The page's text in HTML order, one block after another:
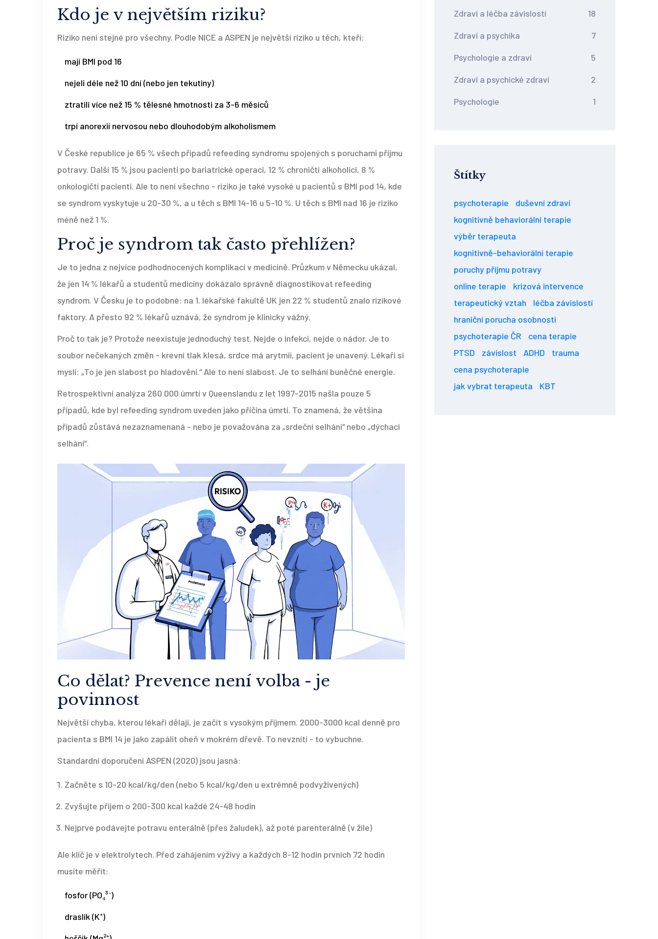
Kdo je v největším riziku?
Riziko není stejné pro všechny. Podle NICE a ASPEN je největší riziko u těch, kteří:
mají BMI pod 16
nejeli déle než 10 dní (nebo jen tekutiny)
ztratili více než 15 % tělesné hmotnosti za 3-6 měsíců
trpí anorexií nervosou nebo dlouhodobým alkoholismem
V České republice je 65 % všech případů refeeding syndromu spojených s poruchami příjmu
potravy. Další 15 % jsou pacienti po bariatrické operaci, 12 % chroničtí alkoholici, 8 %
onkologičtí pacienti. Ale to není všechno - riziko je také vysoké u pacientů s BMI pod 14, kde
se syndrom vyskytuje u 20-30 %, a u těch s BMI 14-16 u 5-10 %. U těch s BMI nad 16 je riziko
méně než 1 %.
Proč je syndrom tak často přehlížen?
Je to jedna z nejvíce podhodnocených komplikací v medicíně. Průzkum v Německu ukázal,
že jen 14 % lékařů a studentů medicíny dokázalo správně diagnostikovat refeeding
syndrom. V Česku je to podobné: na 1. lékařské fakultě UK jen 22 % studentů znalo rizikové
faktory. A přesto 92 % lékařů uznává, že syndrom je klinicky vážný.
Proč to tak je? Protože neexistuje jednoduchý test. Nejde o infekci, nejde o nádor. Je to
soubor nečekaných změn - krevní tlak klesá, srdce má arytmii, pacient je unavený. Lékaři si
myslí: „To je jen slabost po hladovění.“ Ale to není slabost. Je to selhání buněčné energie.
Retrospektivní analýza 260 000 úmrtí v Queenslandu z let 1997-2015 našla pouze 5
případů, kde byl refeeding syndrom uveden jako příčina úmrtí. To znamená, že většina
případů zůstává nezaznamenaná - nebo je považována za „srdeční selhání“ nebo „dýchací
selhání“.
Co dělat? Prevence není volba - je
povinnost
Největší chyba, kterou lékaři dělají, je začít s vysokým příjmem. 2000-3000 kcal denně pro
pacienta s BMI 14 je jako zapálit oheň v mokrém dřevě. To nevznítí - to vybuchne.
Standardní doporučení ASPEN (2020) jsou jasná:
Začněte s 10-20 kcal/kg/den (nebo 5 kcal/kg/den u extrémně podvyživených)
Zvyšujte příjem o 200-300 kcal každé 24-48 hodin
Nejprve podávejte potravu enterálně (přes žaludek), až poté parenterálně (v žíle)
Ale klíč je v elektrolytech. Před zahájením výživy a každých 8-12 hodin prvních 72 hodin
musíte měřit:
fosfor (PO₄³⁻)
draslík (K⁺)
Zdraví a léčba závislostí 18
Zdraví a psychika 7
Psychologie a zdraví 5
Zdraví a psychické zdraví 2
Psychologie 1
Štítky
psychoterapie
duševní zdraví
kognitivně behaviorální terapie
výběr terapeuta
kognitivně-behaviorální terapie
poruchy příjmu potravy
online terapie
krizová intervence
terapeutický vztah
léčba závislostí
hraniční porucha osobnosti
psychoterapie ČR
cena terapie
PTSD
závislost ADHD
trauma
cena psychoterapie
jak vybrat terapeuta
KBT